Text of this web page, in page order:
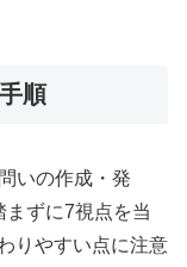
順
いの作成・発
ずに7視点を当
りやすい点に注意